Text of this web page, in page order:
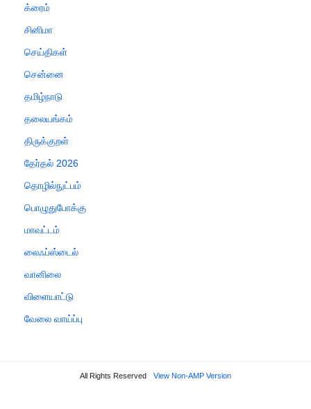
க்ரைம்
சினிமா
செய்திகள்
சென்னை
தமிழ்நாடு
தலையங்கம்
திருக்குறள்
தேர்தல் 2026
தொழில்நுட்பம்
பொழுதுபோக்கு
மாவட்டம்
லைஃப்ஸ்டைல்
வானிலை
விளையாட்டு
வேலை வாய்ப்பு
All Rights Reserved View Non-AMP Version